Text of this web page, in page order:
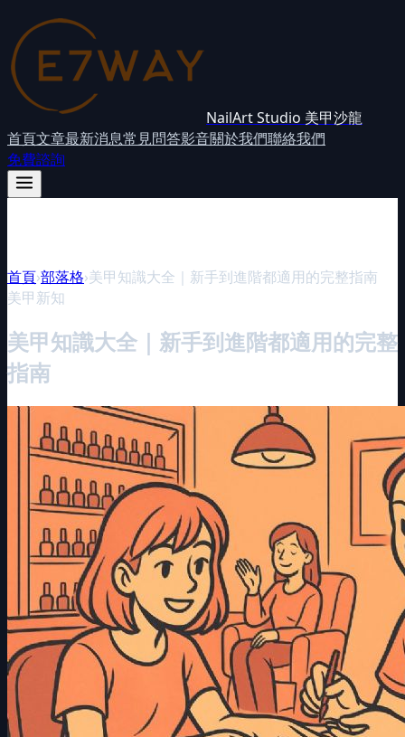
NailArt Studio 美甲沙龍
首頁文章最新消息常見問答影音關於我們聯絡我們
免費諮詢
首頁›部落格›美甲知識大全｜新手到進階都適用的完整指南
美甲新知
美甲知識大全｜新手到進階都適用的完整
指南